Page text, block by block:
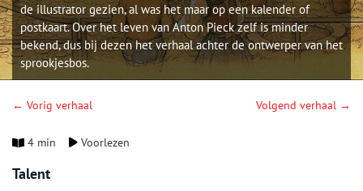
de illustrator gezien, al was het maar op een kalender of
postkaart. Over het leven van Anton Pieck zelf is minder
bekend, dus bij dezen het verhaal achter de ontwerper van het
sprookjesbos.
← Vorig verhaal Volgend verhaal →
4 min Voorlezen
Talent